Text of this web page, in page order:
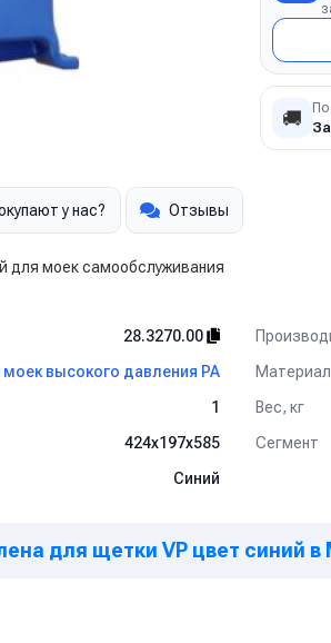
🚚 По
у нас? Отзывы
для моек самообслуживания
28.3270.00
высокого давления PA Материал
1 Вес, кг
424x197x585 Сегмент
Синий
для щетки VP цвет синий в